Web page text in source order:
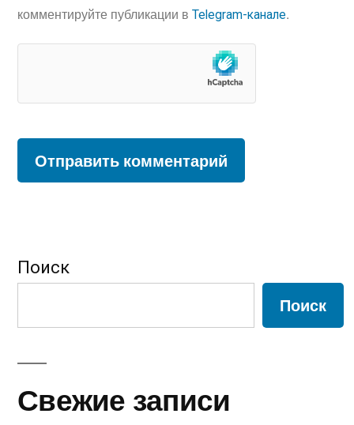
комментируйте публикации в Telegram-канале.
Поиск
Поиск
Свежие записи